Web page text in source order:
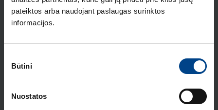
pateiktos arba naudojant paslaugas surinktos
informacijos.
pasirinkimas
Būtini
Nuostatos
Vienvietis rėmelis, Berker Q3,
Dvivietis rėmelis, Berker Q3, matinis
Trivietis rėmelis, Berker Q3, matinis